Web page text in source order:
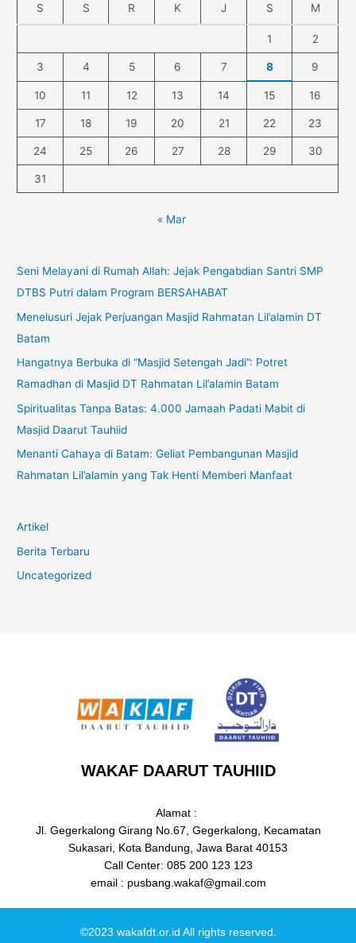
S S R K J S M
1 2
3 4 5 6 7 8 9
10 11 12 13 14 15 16
17 18 19 20 21 22 23
24 25 26 27 28 29 30
31
« Mar
Seni Melayani di Rumah Allah: Jejak Pengabdian Santri SMP
DTBS Putri dalam Program BERSAHABAT
Menelusuri Jejak Perjuangan Masjid Rahmatan Lil’alamin DT
Batam
Hangatnya Berbuka di “Masjid Setengah Jadi”: Potret
Ramadhan di Masjid DT Rahmatan Lil’alamin Batam
Spiritualitas Tanpa Batas: 4.000 Jamaah Padati Mabit di
Masjid Daarut Tauhiid
Menanti Cahaya di Batam: Geliat Pembangunan Masjid
Rahmatan Lil’alamin yang Tak Henti Memberi Manfaat
Artikel
Berita Terbaru
Uncategorized
WAKAF DAARUT TAUHIID
Alamat :
Jl. Gegerkalong Girang No.67, Gegerkalong, Kecamatan
Sukasari, Kota Bandung, Jawa Barat 40153
Call Center: 085 200 123 123
email : pusbang.wakaf@gmail.com
©2023 wakafdt.or.id All rights reserved.